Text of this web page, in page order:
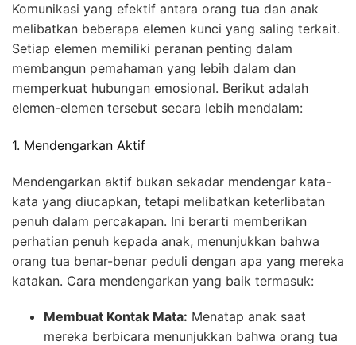
Komunikasi yang efektif antara orang tua dan anak
melibatkan beberapa elemen kunci yang saling terkait.
Setiap elemen memiliki peranan penting dalam
membangun pemahaman yang lebih dalam dan
memperkuat hubungan emosional. Berikut adalah
elemen-elemen tersebut secara lebih mendalam:
1. Mendengarkan Aktif
Mendengarkan aktif bukan sekadar mendengar kata-
kata yang diucapkan, tetapi melibatkan keterlibatan
penuh dalam percakapan. Ini berarti memberikan
perhatian penuh kepada anak, menunjukkan bahwa
orang tua benar-benar peduli dengan apa yang mereka
katakan. Cara mendengarkan yang baik termasuk:
Membuat Kontak Mata: Menatap anak saat
mereka berbicara menunjukkan bahwa orang tua